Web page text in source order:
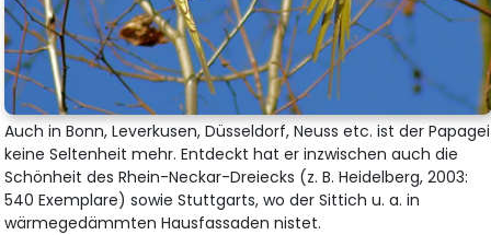
Auch in Bonn, Leverkusen, Düsseldorf, Neuss etc. ist der Papagei
keine Seltenheit mehr. Entdeckt hat er inzwischen auch die
Schönheit des Rhein-Neckar-Dreiecks (z. B. Heidelberg, 2003:
540 Exemplare) sowie Stuttgarts, wo der Sittich u. a. in
wärmegedämmten Hausfassaden nistet.